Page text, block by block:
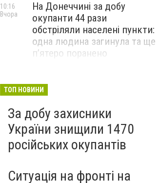
На Донеччині за добу
окупанти 44 рази
обстріляли населені пункти:
одна людина загинула та ще
пʼятеро поранено
10:16
Вчора
7 серпня: протягом доби
зіткнення
Вчора
ТОП НОВИНИ
За добу захисники
України знищили 1470
російських окупантів
Ситуація на фронті на